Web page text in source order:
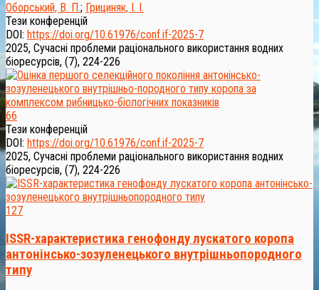
Оборський, В. П.; Грициняк, І. І.
Тези конференцій
DOI: https://doi.org/10.61976/conf.if-2025-7
2025, Сучасні проблеми раціонального використання водних
біоресурсів, (7), 224-226
66
Тези конференцій
DOI: https://doi.org/10.61976/conf.if-2025-7
2025, Сучасні проблеми раціонального використання водних
біоресурсів, (7), 224-226
127
ISSR-характеристика генофонду лускатого коропа
антонінсько-зозуленецького внутрішньопородного
типу